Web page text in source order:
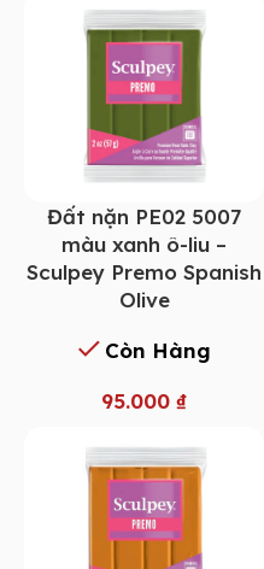
Đất nặn PE02 5007
màu xanh ô-liu –
Sculpey Premo Spanish
Olive
Còn Hàng
95.000 ₫